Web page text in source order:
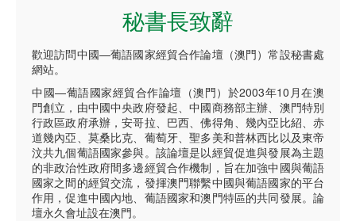
秘書長致辭
歡迎訪問中國—葡語國家經貿合作論壇（澳門）常設秘書處
網站。
中國—葡語國家經貿合作論壇（澳門）於2003年10月在澳
門創立，由中國中央政府發起、中國商務部主辦、澳門特別
行政區政府承辦，安哥拉、巴西、佛得角、幾內亞比紹、赤
道幾內亞、莫桑比克、葡萄牙、聖多美和普林西比以及東帝
汶共九個葡語國家參與。該論壇是以經貿促進與發展為主題
的非政治性政府間多邊經貿合作機制，旨在加強中國與葡語
國家之間的經貿交流，發揮澳門聯繫中國與葡語國家的平台
作用，促進中國內地、葡語國家和澳門特區的共同發展。論
壇永久會址設在澳門。